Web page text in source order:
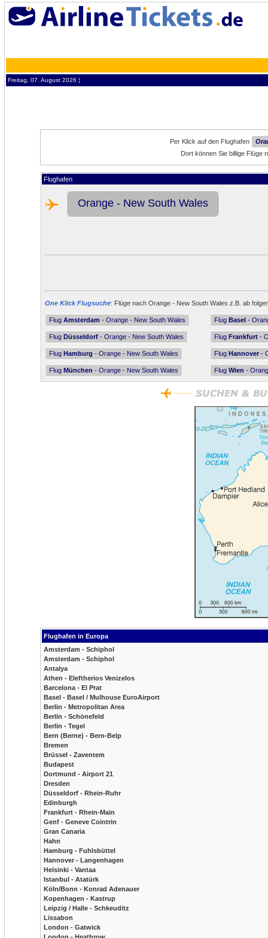
Freitag, 07. August 2026 ¦
Per Klick auf den Flughafen
Dort können Sie billige Flüge
Flughafen
Orange - New South Wales
One Klick Flugsuche: Flüge nach Orange - New South Wales z.B. ab
Flug Amsterdam - Orange - New South Wales Flug Basel -
Flug Düsseldorf - Orange - New South Wales Flug Frankfurt -
Flug Hamburg - Orange - New South Wales Flug Hannover -
Flug München - Orange - New South Wales Flug Wien -
Flughafen in Europa
Amsterdam - Schiphol
Amsterdam - Schiphol
Antalya
Athen - Eleftherios Venizelos
Barcelona - El Prat
Basel - Basel / Mulhouse EuroAirport
Berlin - Metropolitan Area
Berlin - Schönefeld
Berlin - Tegel
Bern (Berne) - Bern-Belp
Bremen
Brüssel - Zaventem
Budapest
Dortmund - Airport 21
Dresden
Düsseldorf - Rhein-Ruhr
Edinburgh
Frankfurt - Rhein-Main
Genf - Geneve Cointrin
Gran Canaria
Hahn
Hamburg - Fuhlsbüttel
Hannover - Langenhagen
Helsinki - Vantaa
Istanbul - Atatürk
Köln/Bonn - Konrad Adenauer
Kopenhagen - Kastrup
Leipzig / Halle - Schkeuditz
Lissabon
London - Gatwick